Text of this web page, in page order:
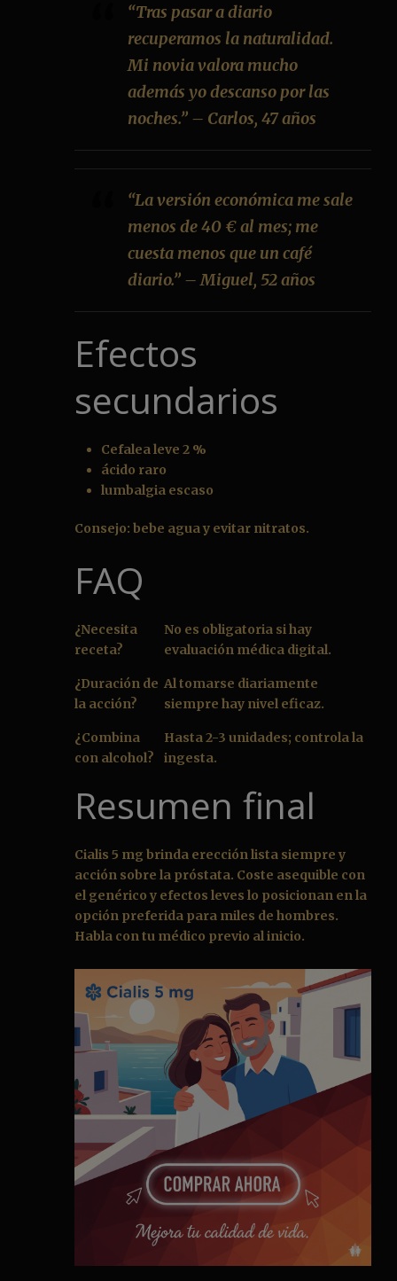
“Tras pasar a diario
recuperamos la naturalidad.
Mi novia valora mucho
además yo descanso por las
noches.” – Carlos, 47 años
“La versión económica me sale
menos de 40 € al mes; me
cuesta menos que un café
diario.” – Miguel, 52 años
Efectos
secundarios
Cefalea leve 2 %
ácido raro
lumbalgia escaso
Consejo: bebe agua y evitar nitratos.
FAQ
¿Necesita
receta?
No es obligatoria si hay
evaluación médica digital.
¿Duración de
la acción?
Al tomarse diariamente
siempre hay nivel eficaz.
¿Combina
con alcohol?
Hasta 2-3 unidades; controla la
ingesta.
Resumen final
Cialis 5 mg brinda erección lista siempre y
acción sobre la próstata. Coste asequible con
el genérico y efectos leves lo posicionan en la
opción preferida para miles de hombres.
Habla con tu médico previo al inicio.